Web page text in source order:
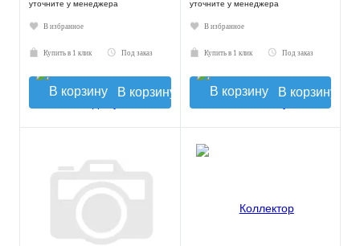
уточните у менеджера
В избранное
Купить в 1 клик Под заказ
В корзину
уточните у менеджера
В избранное
Купить в 1 клик Под заказ
В корзину